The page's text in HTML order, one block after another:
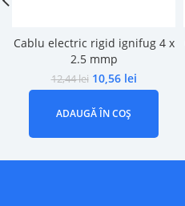
Cablu electric rigid ignifug 4 x
2.5 mmp
12,44lei 10,56 lei
ADAUGĂ ÎN COȘ